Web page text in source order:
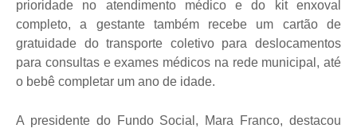
prioridade no atendimento médico e do kit enxoval
completo, a gestante também recebe um cartão de
gratuidade do transporte coletivo para deslocamentos
para consultas e exames médicos na rede municipal, até
o bebê completar um ano de idade.
A presidente do Fundo Social, Mara Franco, destacou